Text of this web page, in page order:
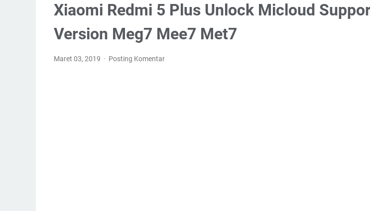
Xiaomi Redmi 5 Plus Unlock Micloud
Version Meg7 Mee7 Met7
Maret 03, 2019 Posting Komentar